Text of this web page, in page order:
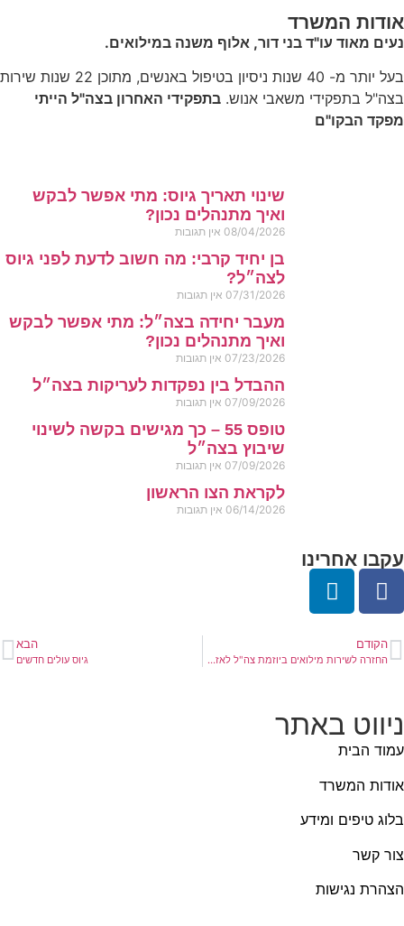
אודות המשרד
נעים מאוד עו"ד בני דור, אלוף משנה במילואים.
בעל יותר מ- 40 שנות ניסיון בטיפול באנשים, מתוכן 22 שנות שירות
בצה"ל בתפקידי משאבי אנוש. בתפקידי האחרון בצה"ל הייתי
מפקד הבקו"ם
שינוי תאריך גיוס: מתי אפשר לבקש
ואיך מתנהלים נכון?
08/04/2026 אין תגובות
בן יחיד קרבי: מה חשוב לדעת לפני גיוס
לצה״ל?
07/31/2026 אין תגובות
מעבר יחידה בצה״ל: מתי אפשר לבקש
ואיך מתנהלים נכון?
07/23/2026 אין תגובות
ההבדל בין נפקדות לעריקות בצה״ל
07/09/2026 אין תגובות
טופס 55 – כך מגישים בקשה לשינוי
שיבוץ בצה״ל
07/09/2026 אין תגובות
לקראת הצו הראשון
06/14/2026 אין תגובות
עקבו אחרינו
הקודם
החזרה לשירות מילואים ביוזמת צה"ל לאזרחים שפוטרו משירות מילואים
הבא
גיוס עולים חדשים
ניווט באתר
עמוד הבית
אודות המשרד
בלוג טיפים ומידע
צור קשר
הצהרת נגישות